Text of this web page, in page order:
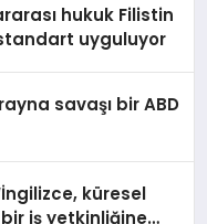
hukuk Filistin
uyguluyor
savaşı bir ABD
küresel
iş yetkinliğine